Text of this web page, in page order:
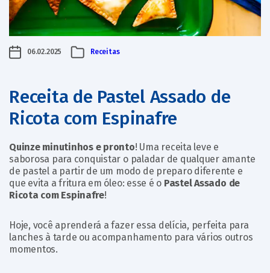
06.02.2025 Receitas
Receita de Pastel Assado de
Ricota com Espinafre
Quinze minutinhos e pronto! Uma receita leve e
saborosa para conquistar o paladar de qualquer amante
de pastel a partir de um modo de preparo diferente e
que evita a fritura em óleo: esse é o Pastel Assado de
Ricota com Espinafre!
Hoje, você aprenderá a fazer essa delícia, perfeita para
lanches à tarde ou acompanhamento para vários outros
momentos.